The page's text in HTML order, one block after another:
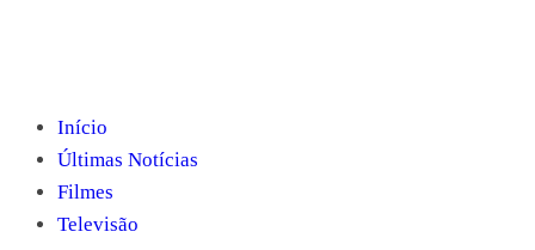
Início
Últimas Notícias
Filmes
Televisão